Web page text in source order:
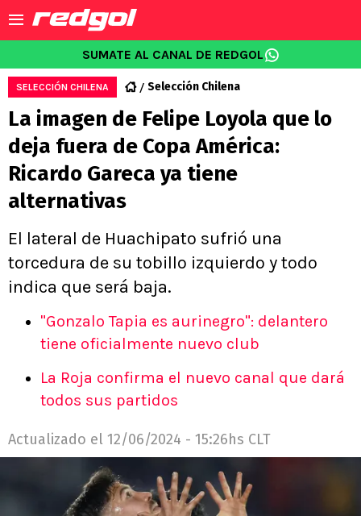
SUMATE AL CANAL DE REDGOL
SELECCIÓN CHILENA Selección Chilena
La imagen de Felipe Loyola que lo
deja fuera de Copa América:
Ricardo Gareca ya tiene
alternativas
El lateral de Huachipato sufrió una
torcedura de su tobillo izquierdo y todo
indica que será baja.
"Gonzalo Tapia es aurinegro": delantero
tiene oficialmente nuevo club
La Roja confirma el nuevo canal que dará
todos sus partidos
Actualizado el 12/06/2024 - 15:26hs CLT